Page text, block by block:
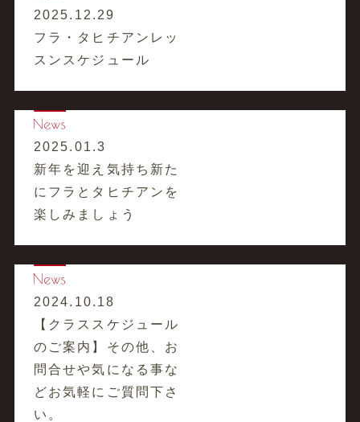
2025.12.29
フラ・タヒチアンレッ
スンスケジュール
2025.01.3
新年を迎え気持ち新た
にフラとタヒチアンを
楽しみましょう
2024.10.18
【クラススケジュール
のご案内】その他、お
問合せや気になる事な
どお気軽にご質問下さ
い。